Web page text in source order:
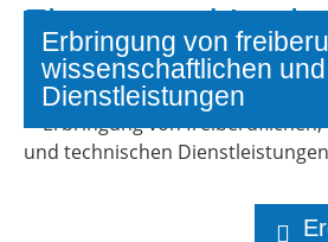
Firmen und
Hunding
Erbringung von
wissenschaftlichen
Dienstleistungen